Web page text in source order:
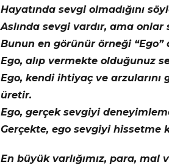
Hayatında sevgi olmadığını
Aslında sevgi vardır, ama
Bunun en görünür örneği “Ego”
Ego, alıp vermekte olduğunuz
Ego, kendi ihtiyaç ve
üretir.
Ego, gerçek sevgiyi
Gerçekte, ego sevgiyi
En büyük varlığımız, para,